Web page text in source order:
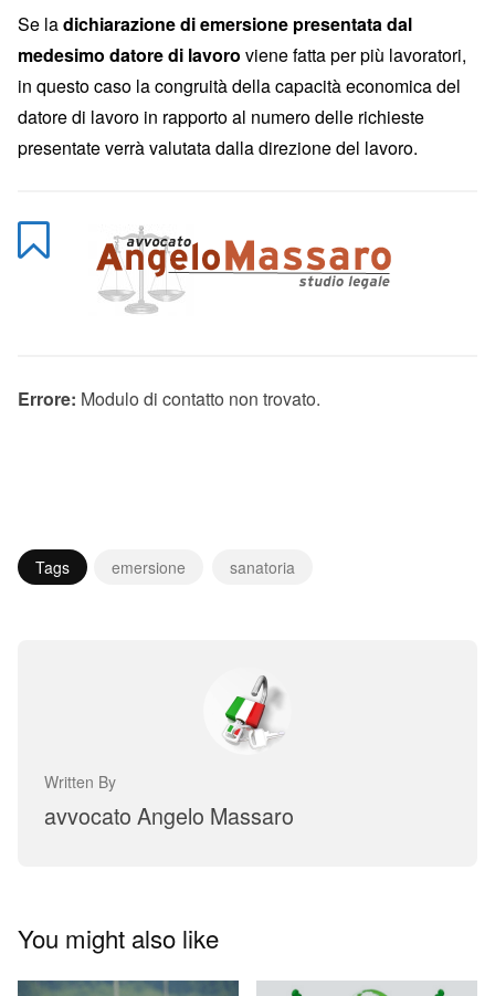
Se ladichiarazione di emersione presentata dal
medesimo datore di lavoro viene fatta per più lavoratori,
in questo caso la congruità della capacità economica del
datore di lavoro in rapporto al numero delle richieste
presentate verrà valutata dalla direzione del lavoro.
Errore: Modulo di contatto non trovato.
Tags emersione sanatoria
Written By
avvocato Angelo Massaro
You might also like